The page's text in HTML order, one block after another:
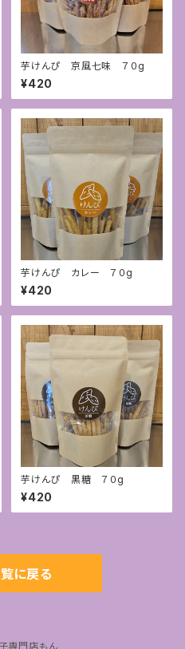
芋けんぴ 京風七味 ７０g
¥420
芋けんぴ カレー ７０g
¥420
芋けんぴ 黒糖 ７０g
¥420
に戻る
専門店もん